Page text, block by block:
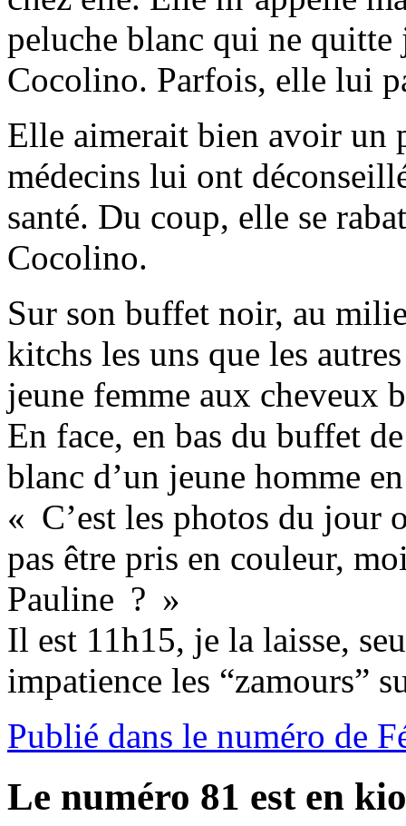
peluche blanc qui ne
Cocolino. Parfois, elle lui
Elle aimerait bien avoir un
médecins lui ont
santé. Du coup, elle se
Cocolino.
Sur son buffet noir, au
kitchs les uns que les
jeune femme aux cheveux
En face, en bas du buffet
blanc d’un jeune homme
« C’est les photos du jour
pas être pris en couleur,
Pauline ? »
Il est 11h15, je la laisse,
impatience les “zamours”
Publié dans le numéro de
Le numéro 81 est en